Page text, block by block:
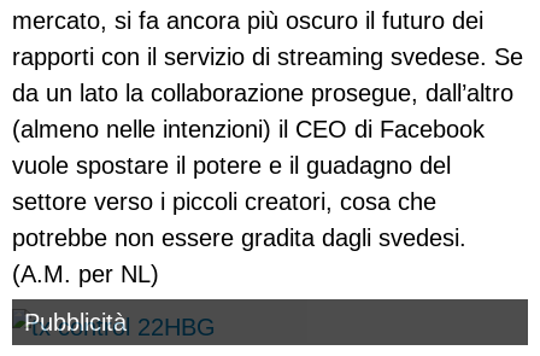
mercato, si fa ancora più oscuro il futuro dei
rapporti con il servizio di streaming svedese. Se
da un lato la collaborazione prosegue, dall’altro
(almeno nelle intenzioni) il CEO di Facebook
vuole spostare il potere e il guadagno del
settore verso i piccoli creatori, cosa che
potrebbe non essere gradita dagli svedesi.
(A.M. per NL)
Pubblicità